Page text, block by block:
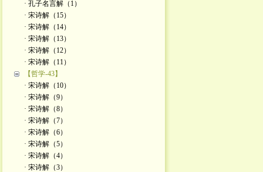
· 孔子名言解（1）
· 宋诗解（15）
· 宋诗解（14）
· 宋诗解（13）
· 宋诗解（12）
· 宋诗解（11）
【哲学-43】
· 宋诗解（10）
· 宋诗解（9）
· 宋诗解（8）
· 宋诗解（7）
· 宋诗解（6）
· 宋诗解（5）
· 宋诗解（4）
· 宋诗解（3）